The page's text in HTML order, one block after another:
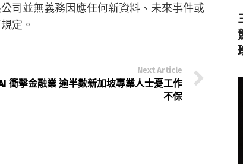
司並無義務因應任何新資料、未來事件或
定。
Next Article
衝擊金融業 逾半數新加坡專業人士憂工作
不保